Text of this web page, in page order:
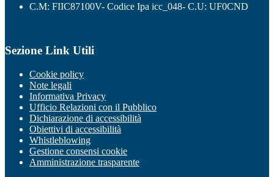
C.M: FIIC87100V- Codice Ipa icc_048- C.U: UF0CND
Sezione Link Utili
Cookie policy
Note legali
Informativa Privacy
Ufficio Relazioni con il Pubblico
Dichiarazione di accessibilità
Obiettivi di accessibilità
Whistleblowing
Gestione consensi cookie
Amministrazione trasparente